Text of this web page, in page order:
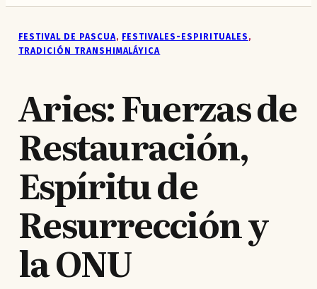
FESTIVAL DE PASCUA, FESTIVALES-ESPIRITUALES
TRADICIÓN TRANSHIMALÁYICA
Aries: Fuerzas de
Restauración,
Espíritu de
Resurrección y
la ONU